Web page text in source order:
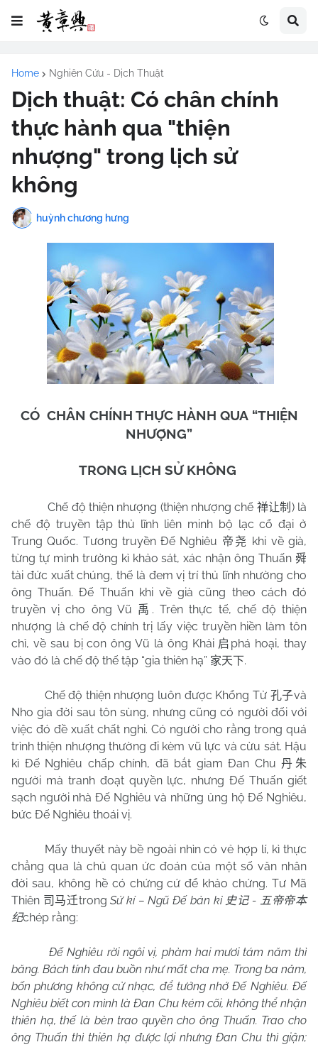
Home Nghiên Cứu - Dịch Thuật
Dịch thuật: Có chân chính
thực hành qua "thiện
nhượng" trong lịch sử
không
huỳnh chương hưng
CÓ CHÂN CHÍNH THỰC HÀNH QUA “THIỆN
NHƯỢNG”
TRONG LỊCH SỬ KHÔNG
Chế độ thiện nhượng (thiện nhượng chế 禅让制 ) là
chế độ truyền tập thủ lĩnh liên minh bộ lạc cổ đại ở
Trung Quốc. Tương truyền Đế Nghiêu 帝尧 khi về già,
từng tự mình trường kì khảo sát, xác nhận ông Thuấn 舜
tài đức xuất chúng, thế là đem vị trí thủ lĩnh nhường cho
ông Thuấn. Đế Thuấn khi về già cũng theo cách đó
truyền vị cho ông Vũ 禹 . Trên thực tế, chế độ thiện
nhượng là chế độ chính trị lấy việc truyền hiền làm tôn
chỉ, về sau bị con ông Vũ là ông Khải 启 phá hoại, thay
vào đó là chế độ thế tập “gia thiên hạ” 家天下.
Chế độ thiện nhượng luôn được Khổng Tử 孔子và
Nho gia đời sau tôn sùng, nhưng cũng có người đối với
việc đó đề xuất chất nghi. Có người cho rằng trong quá
trình thiện nhượng thường đi kèm vũ lực và cừu sát. Hậu
kì Đế Nghiêu chấp chính, đã bắt giam Đan Chu丹朱
người mà tranh đoạt quyền lực, nhưng Đế Thuấn giết
sạch người nhà Đế Nghiêu và những ủng hộ Đế Nghiêu,
bức Đế Nghiêu thoái vị.
Mấy thuyết này bề ngoài nhìn có vẻ hợp lí, kì thực
chẳng qua là chủ quan ức đoán của một số văn nhân
đời sau, không hề có chứng cứ để khảo chứng. Tư Mã
Thiên 司马迁trongSử kí – Ngũ Đế bản kỉ 史记- 五帝帝本
纪chép rằng:
Đế Nghiêu rời ngôi vị, phàm hai mươi tám năm thì
băng. Bách tính đau buồn như mất cha mẹ. Trong ba năm,
bốn phương không cử nhạc, để tưởng nhớ Đế Nghiêu. Đế
Nghiêu biết con mình là Đan Chu kém cõi, không thể nhận
thiên hạ, thế là bèn trao quyền cho ông Thuấn. Trao cho
ông Thuấn thì thiên hạ được lợi nhưng Đan Chu thì giận;